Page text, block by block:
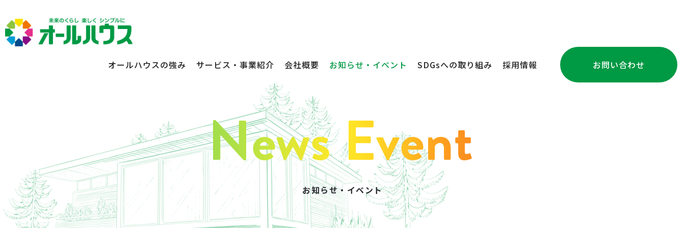
オールハウスの強み サービス・事業紹介
不動産賃貸 不動産売買
会社概要 お知らせ・イベント SDGsへの取り組み 採用情報 お問い合わせ
お知らせ・イベント